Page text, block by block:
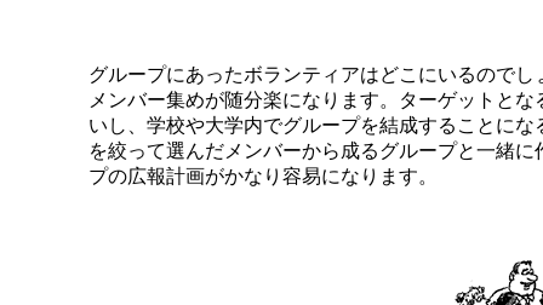
グループにあったボランティアはどこにいるので
メンバー集めが随分楽になります。ターゲットと
いし、学校や大学内でグループを結成することに
を絞って選んだメンバーから成るグループと一緒
プの広報計画がかなり容易になります。